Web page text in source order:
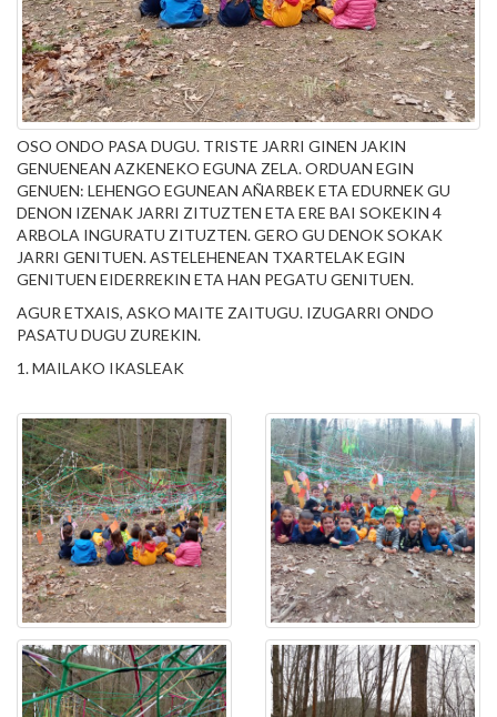
OSO ONDO PASA DUGU. TRISTE JARRI GINEN JAKIN
GENUENEAN AZKENEKO EGUNA ZELA. ORDUAN EGIN
GENUEN: LEHENGO EGUNEAN AÑARBEK ETA EDURNEK GU
DENON IZENAK JARRI ZITUZTEN ETA ERE BAI SOKEKIN 4
ARBOLA INGURATU ZITUZTEN. GERO GU DENOK SOKAK
JARRI GENITUEN. ASTELEHENEAN TXARTELAK EGIN
GENITUEN EIDERREKIN ETA HAN PEGATU GENITUEN.
AGUR ETXAIS, ASKO MAITE ZAITUGU. IZUGARRI ONDO
PASATU DUGU ZUREKIN.
1. MAILAKO IKASLEAK